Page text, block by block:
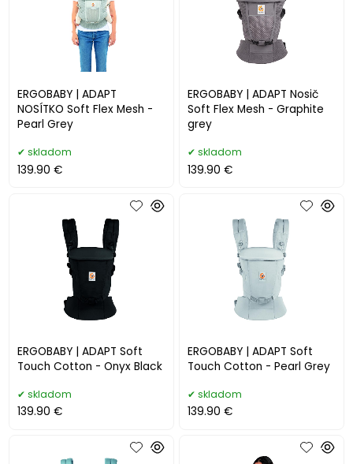
ERGOBABY | ADAPT
NOSÍTKO Soft Flex Mesh -
Pearl Grey
skladom
139.90 €
ERGOBABY | ADAPT Nosič
Soft Flex Mesh - Graphite
grey
skladom
139.90 €
ERGOBABY | ADAPT Soft
Touch Cotton - Onyx Black
skladom
139.90 €
ERGOBABY | ADAPT Soft
Touch Cotton - Pearl Grey
skladom
139.90 €